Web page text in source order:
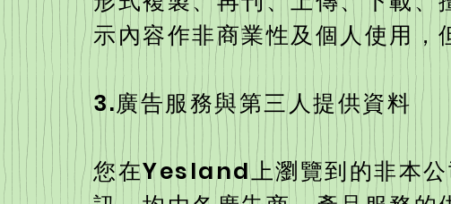
示內容作非商業性及個人使用，
3.廣告服務與第三人提供資料
您在Yesland上瀏覽到的非本公